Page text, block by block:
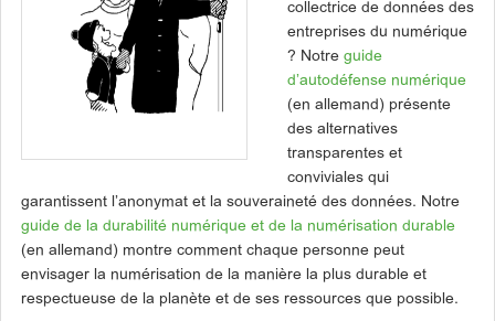
collectrice de données des
entreprises du numérique
? Notre guide
d’autodéfense numérique
(en allemand) présente
des alternatives
transparentes et
conviviales qui
garantissent l’anonymat et la souveraineté des données. Notre
guide de la durabilité numérique et de la numérisation durable
(en allemand) montre comment chaque personne peut
envisager la numérisation de la manière la plus durable et
respectueuse de la planète et de ses ressources que possible.